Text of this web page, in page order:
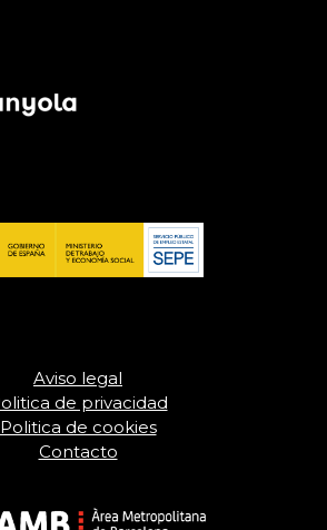
Aviso legal
de privacidad
Politica de cookies
Contacto